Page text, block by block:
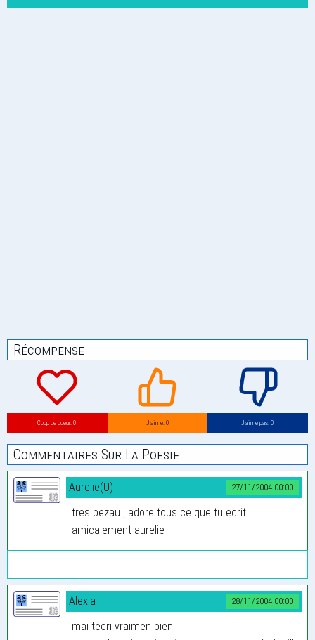
Récompense
Coup de coeur: 0 J’aime: 0 J’aime pas: 0
Commentaires Sur La Poesie
27/11/2004 00:00
Aurelie(U)
tres bezau j adore tous ce que tu ecrit
amicalement aurelie
28/11/2004 00:00
Alexia
mai técri vraimen bien!!